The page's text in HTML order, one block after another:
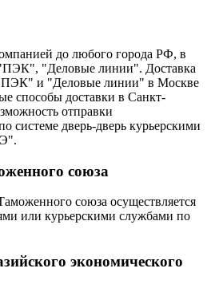
до любого города РФ, в
"Деловые линии". Доставка
и "Деловые линии" в Москве
способы доставки в Санкт-
отправки
системе дверь-дверь курьерскими
союза
союза осуществляется
или курьерскими службами по
экономического